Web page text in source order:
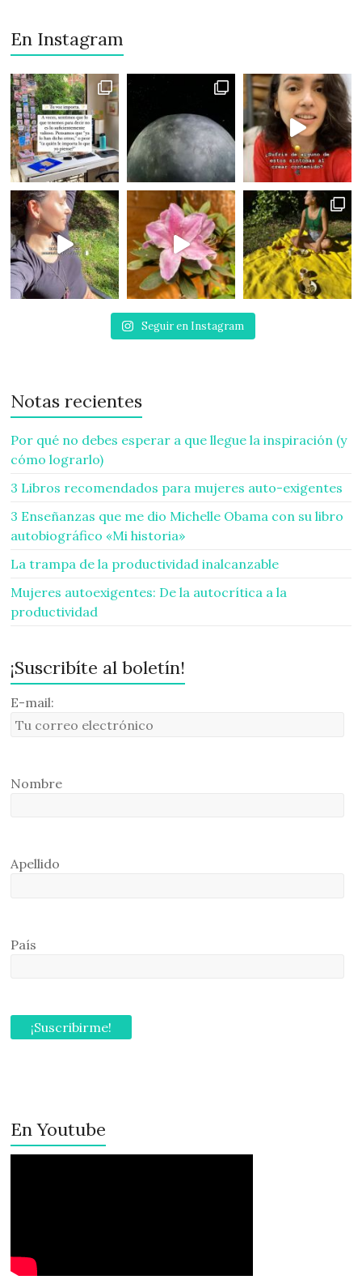
En Instagram
Seguir en Instagram
Notas recientes
Por qué no debes esperar a que llegue la inspiración (y
cómo lograrlo)
3 Libros recomendados para mujeres auto-exigentes
3 Enseñanzas que me dio Michelle Obama con su libro
autobiográfico «Mi historia»
La trampa de la productividad inalcanzable
Mujeres autoexigentes: De la autocrítica a la
productividad
¡Suscribíte al boletín!
E-mail:
Nombre
Apellido
País
En Youtube